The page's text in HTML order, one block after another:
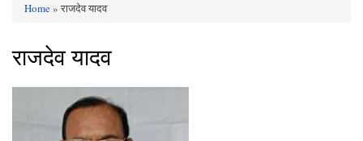
Home» राजदेव यादव
राजदेव यादव